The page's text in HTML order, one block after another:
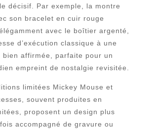
décisif. Par exemple, la montre
son bracelet en cuir rouge
avec le boîtier argenté,
d’exécution classique à une
bien affirmée, parfaite pour un
empreint de nostalgie revisitée.
limitées Mickey Mouse et
souvent produites en
proposent un design plus
accompagné de gravure ou